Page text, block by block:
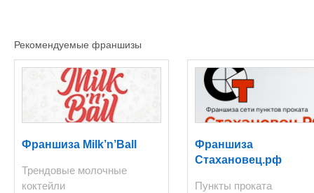
Рекомендуемые франшизы
Франшиза Milk’n’Ball
Трендовые молочные
коктейли
Франшиза
Стахановец.рф
Пункты проката